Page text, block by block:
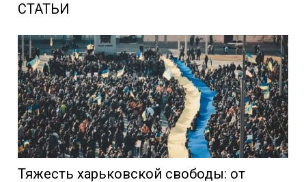
СТАТЬИ
Тяжесть харьковской свободы: от